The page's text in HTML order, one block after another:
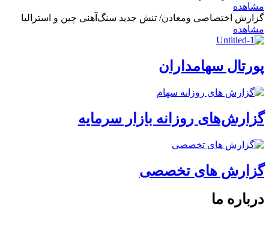
مشاهده
گزارش اختصاصی ومعادن/ تنش جدید سنگ‌آهنی چین و استرالیا
مشاهده
پورتال سهامداران
گزارش‌های روزانه بازار سرمایه
گزارش های تخصصی
درباره ما